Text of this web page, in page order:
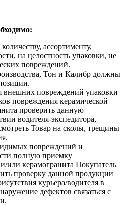
ассортименту,
на целостность упаковки, не
повреждений.
Тон и Калибр должны
внешних повреждений упаковки
повреждения керамической
проверить данную
водителя-экспедитора,
Товар на сколы, трещины
повреждений и
полную приемку
или керамогранита Покупатель
проверку данной продукции
курьера/водителя в
дефектов связаться с